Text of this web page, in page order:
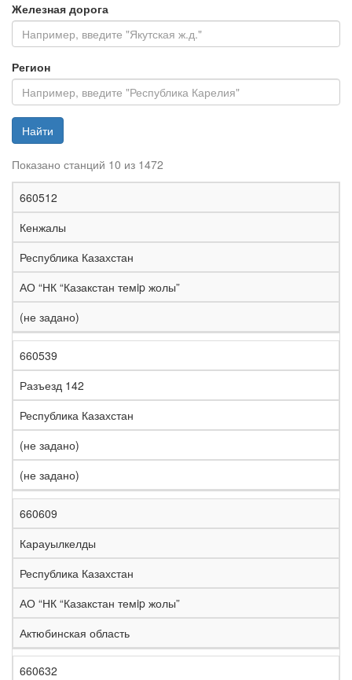
Железная дорога
Регион
Найти
Показано станций 10 из 1472
К
о
д
Н
а
з
в
а
н
и
е
С
т
а
н
а
е
е
з
н
а
я
о
о
г
а
е
и
н
660512
Кенжалы
Республика Казахстан
АО “НК “Казакстан темip жолы”
(не задано)
660539
Разъезд 142
Республика Казахстан
(не задано)
(не задано)
660609
Карауылкелды
Республика Казахстан
АО “НК “Казакстан темip жолы”
Актюбинская область
660632